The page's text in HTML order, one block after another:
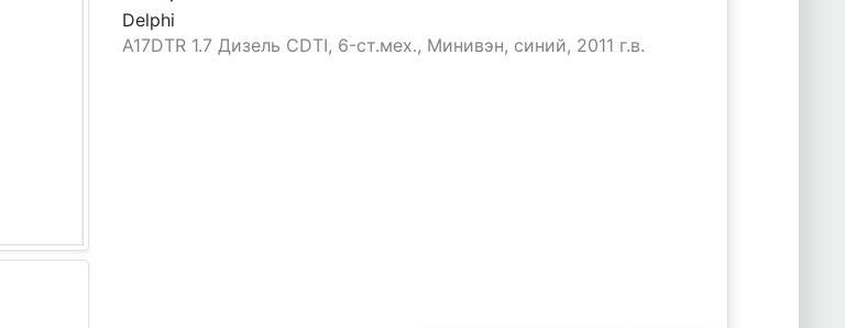
Delphi
A17DTR 1.7 Дизель CDTI, 6-ст.мех., Минивэн, синий, 2011 г.в.